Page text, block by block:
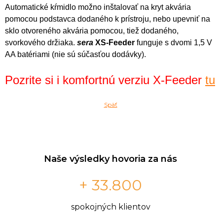
Automatické kŕmidlo možno inštalovať na kryt akvária
pomocou podstavca dodaného k prístroju, nebo upevniť na
sklo otvoreného akvária pomocou, tiež dodaného,
svorkového držiaka. sera XS-Feeder funguje s dvomi 1,5 V
AA batériami (nie sú súčasťou dodávky).
Pozrite si i komfortnú verziu X-Feeder tu
Späť
Naše výsledky hovoria za nás
+ 33.800
spokojných klientov